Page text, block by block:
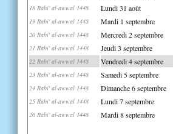
18 Rabi' al-awwal 1448 Lundi 31 août
19 Rabi' al-awwal 1448 Mardi 1 septembre
20 Rabi' al-awwal 1448 Mercredi 2 septembre
21 Rabi' al-awwal 1448 Jeudi 3 septembre
22 Rabi' al-awwal 1448 Vendredi 4 septembre
23 Rabi' al-awwal 1448 Samedi 5 septembre
24 Rabi' al-awwal 1448 Dimanche 6 septembre
25 Rabi' al-awwal 1448 Lundi 7 septembre
26 Rabi' al-awwal 1448 Mardi 8 septembre